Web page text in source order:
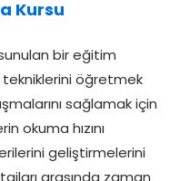
Kursu
sunulan bir eğitim
tekniklerini öğretmek
sağlamak için
okuma hızını
geliştirmelerini